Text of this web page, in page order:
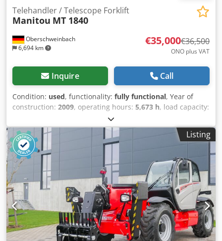
Oberschweinbach
6,694 km
Telehandler / Telescope Forklift
Manitou MT 1840
€35,000€36,500
ONO plus VAT
Inquire Call
Condition: used, functionality: fully functional, Year of
construction: 2009, operating hours: 5,673 h, load capacity:
18,000 mm
type:Diesel, Rigid telescopic handler Condition: Ready for
use and fully functional Technical condition: Good Dedpfx
Apew D Idxjmjck
Listing